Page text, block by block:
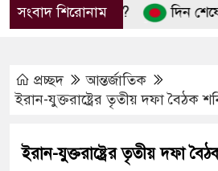
সংবাদ শিরোনাম
ব্যাখ্যা কী? দিন শেষে
প্রচ্ছদ
আন্তর্জাতিক
ইরান-যুক্তরাষ্ট্রের তৃতীয় দফা বৈঠক
ইরান-যুক্তরাষ্ট্রের তৃতীয় দফা